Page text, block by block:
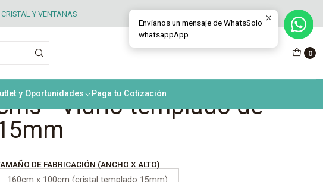
0
y Oportunidades Paga tu Cotización
Y VENTANAS
de comedor modelo
160 cms X 100
- Vidrio templado de
DE FABRICACIÓN (ANCHO X ALTO)
160cm x 100cm (cristal templado 15mm)
Envíanos un mensaje de WhatsSolo
whatsappApp